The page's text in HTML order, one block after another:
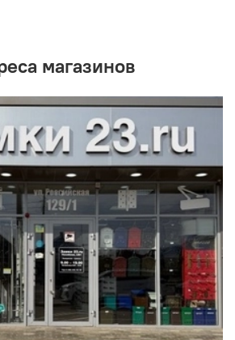
магазинов